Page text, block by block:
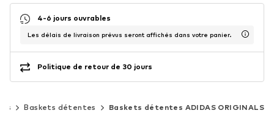
4-6 jours ouvrables
Les délais de livraison prévus seront affichés dans votre panier.
Politique de retour de 30 jours
Baskets détentes Baskets détentes ADIDAS ORIGINALS